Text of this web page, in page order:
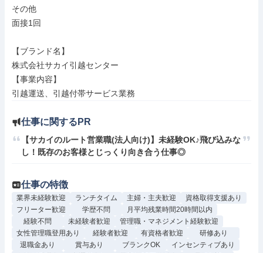
その他
面接1回
【ブランド名】
株式会社サカイ引越センター
【事業内容】
引越運送、引越付帯サービス業務
仕事に関するPR
【サカイのルート営業職(法人向け)】未経験OK♪飛び込みな
し！既存のお客様とじっくり向き合う仕事◎
仕事の特徴
業界未経験歓迎 ランチタイム 主婦・主夫歓迎
資格取得支援あり
フリーター歓迎
学歴不問
月平均残業時間20時間以内
経験不問
未経験者歓迎
管理職・マネジメント経験歓迎
女性管理職登用あり
経験者歓迎 有資格者歓迎
研修あり
退職金あり
賞与あり ブランクOK
インセンティブあり